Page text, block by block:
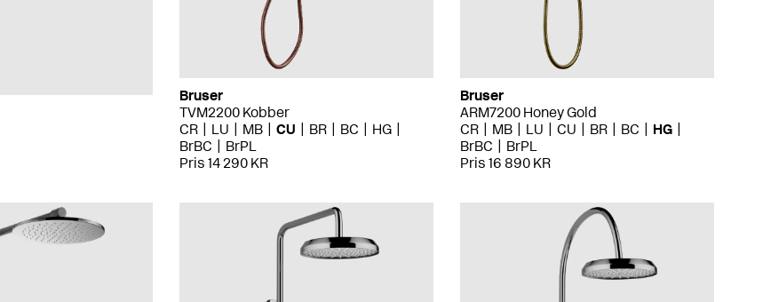
Bruser
TVM2200 Kobber
CR
LU MB CU BR BC
HG
BrBC
BrPL
Pris 14 290 KR
Bruser
ARM7200 Honey Gold
CR
MB LU CU BR BC
HG
BrBC
BrPL
Pris 16 890 KR